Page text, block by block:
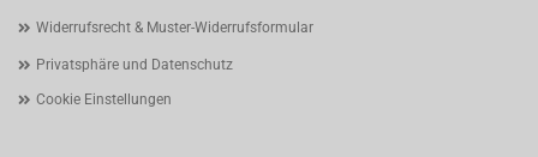
Widerrufsrecht & Muster-Widerrufsformular
Privatsphäre und Datenschutz
Cookie Einstellungen